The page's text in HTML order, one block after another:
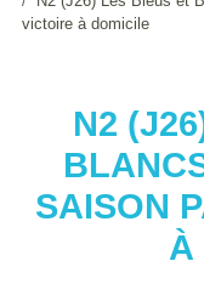
victoire à domicile
N2
SAISON
À